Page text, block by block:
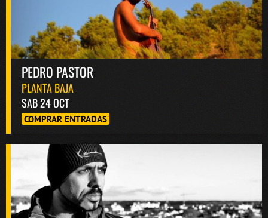
PEDRO PASTOR
PLANTA BAJA
SAB 24 OCT
COMPRAR ENTRADAS